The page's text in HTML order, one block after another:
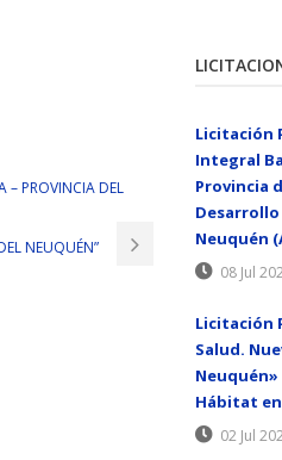
– PROVINCIA DEL
NEUQUÉN”
Licitación
Integral
Provincia
Neuquén
08 Jul
Licitación
Salud.
Hábitat en
02 Jul